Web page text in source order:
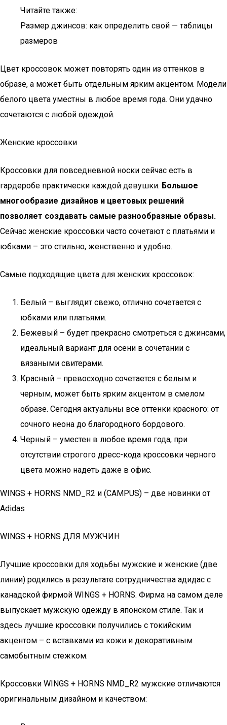
Читайте также:
Размер джинсов: как определить свой — таблицы
размеров
Цвет кроссовок может повторять один из оттенков в
образе, а может быть отдельным ярким акцентом. Модели
белого цвета уместны в любое время года. Они удачно
сочетаются с любой одеждой.
Женские кроссовки
Кроссовки для повседневной носки сейчас есть в
гардеробе практически каждой девушки. Большое
многообразие дизайнов и цветовых решений
позволяет создавать самые разнообразные образы.
Сейчас женские кроссовки часто сочетают с платьями и
юбками – это стильно, женственно и удобно.
Самые подходящие цвета для женских кроссовок:
Белый – выглядит свежо, отлично сочетается с
юбками или платьями.
Бежевый – будет прекрасно смотреться с джинсами,
идеальный вариант для осени в сочетании с
вязаными свитерами.
Красный – превосходно сочетается с белым и
черным, может быть ярким акцентом в смелом
образе. Сегодня актуальны все оттенки красного: от
сочного неона до благородного бордового.
Черный – уместен в любое время года, при
отсутствии строгого дресс-кода кроссовки черного
цвета можно надеть даже в офис.
WINGS + HORNS NMD_R2 и (CAMPUS) – две новинки от
Adidas
WINGS + HORNS ДЛЯ МУЖЧИН
Лучшие кроссовки для ходьбы мужские и женские (две
линии) родились в результате сотрудничества адидас с
канадской фирмой WINGS + HORNS. Фирма на самом деле
выпускает мужскую одежду в японском стиле. Так и
здесь лучшие кроссовки получились с токийским
акцентом – с вставками из кожи и декоративным
самобытным стежком.
Кроссовки WINGS + HORNS NMD_R2 мужские отличаются
оригинальным дизайном и качеством: